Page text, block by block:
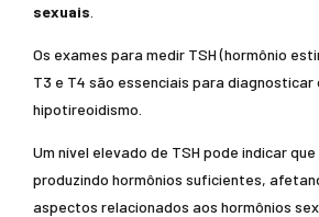
sexuais
Os exames para medir TSH (hormônio
T3 e T4 são essenciais para diagnosticar
hipotireoidismo.
Um nível elevado de TSH pode indicar
produzindo hormônios suficientes,
aspectos relacionados aos hormônios